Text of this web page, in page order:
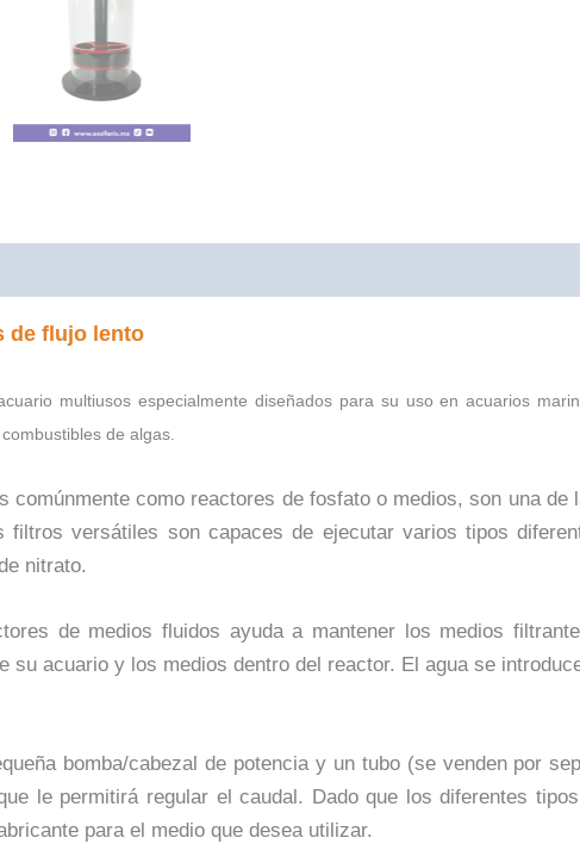
de flujo lento
multiusos especialmente diseñados para su uso en acuarios
de algas.
comúnmente como reactores de fosfato o medios, son una
filtros versátiles son capaces de ejecutar varios tipos
nitrato.
de medios fluidos ayuda a mantener los medios
su acuario y los medios dentro del reactor. El agua se
bomba/cabezal de potencia y un tubo (se venden por
le permitirá regular el caudal. Dado que los diferentes
para el medio que desea utilizar.